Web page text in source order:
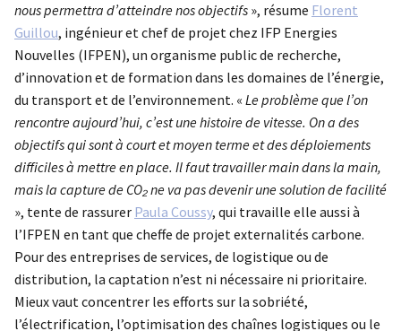
nous permettra d’atteindre nos objectifs », résume Florent
Guillou, ingénieur et chef de projet chez IFP Energies
Nouvelles (IFPEN), un organisme public de recherche,
d’innovation et de formation dans les domaines de l’énergie,
du transport et de l’environnement. « Le problème que l’on
rencontre aujourd’hui, c’est une histoire de vitesse. On a des
objectifs qui sont à court et moyen terme et des déploiements
difficiles à mettre en place. Il faut travailler main dans la main,
mais la capture de CO₂ ne va pas devenir une solution de facilité
», tente de rassurer Paula Coussy, qui travaille elle aussi à
l’IFPEN en tant que cheffe de projet externalités carbone.
Pour des entreprises de services, de logistique ou de
distribution, la captation n’est ni nécessaire ni prioritaire.
Mieux vaut concentrer les efforts sur la sobriété,
l’électrification, l’optimisation des chaînes logistiques ou le